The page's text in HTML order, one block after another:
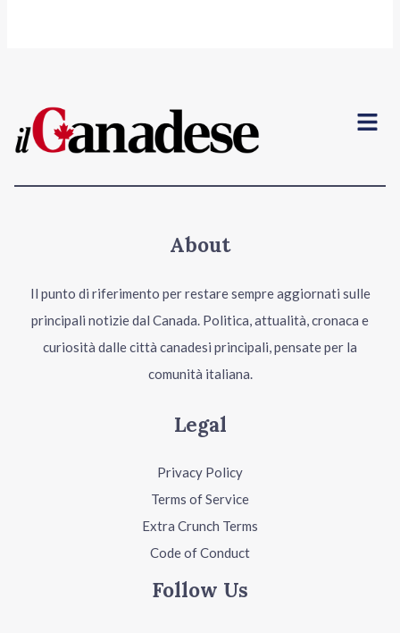
Menu
About
Il punto di riferimento per restare sempre aggiornati sulle
principali notizie dal Canada. Politica, attualità, cronaca e
curiosità dalle città canadesi principali, pensate per la
comunità italiana.
Legal
Privacy Policy
Terms of Service
Extra Crunch Terms
Code of Conduct
Follow Us